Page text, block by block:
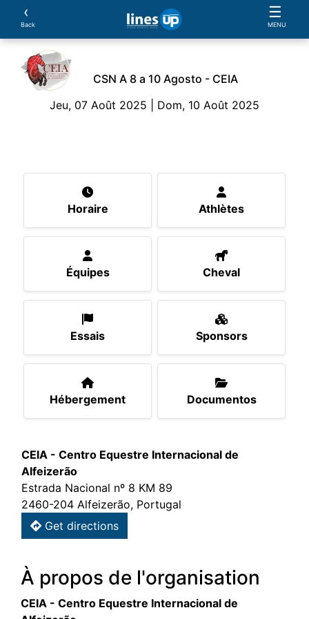
‹
Back
☰
MENU
CSN A 8 a 10 Agosto - CEIA
Jeu, 07 Août 2025 | Dom, 10 Août 2025
Horaire Athlètes
Équipes Cheval
Essais Sponsors
Hébergement Documentos
CEIA - Centro Equestre Internacional de
Alfeizerão
Estrada Nacional nº 8 KM 89
2460-204 Alfeizerão, Portugal
Get directions
À propos de l'organisation
CEIA - Centro Equestre Internacional de